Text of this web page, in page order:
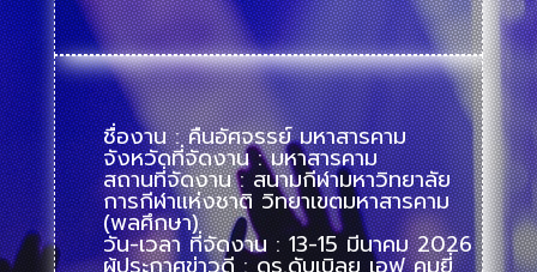
ชื่องาน : คืนอัศจรรย์ มหาสารคาม
จังหวัดที่จัดงาน : มหาสารคาม
สถานที่จัดงาน : สนามกีฬามหาวิทยาลัย
การกีฬาแห่งชาติ วิทยาเขตมหาสารคาม
(พลศึกษา)
วัน-เวลา ที่จัดงาน : 13-15 มีนาคม 2026